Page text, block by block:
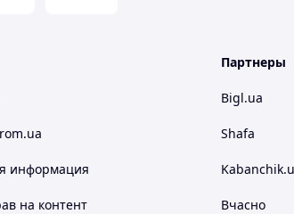
информация
на контент
Партнеры
Bigl.ua
Shafa
Вчасно